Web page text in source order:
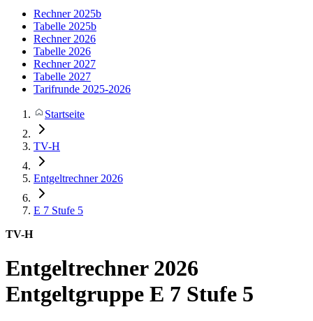
Rechner 2025b
Tabelle 2025b
Rechner 2026
Tabelle 2026
Rechner 2027
Tabelle 2027
Tarifrunde 2025-2026
Startseite
TV-H
Entgeltrechner 2026
E 7 Stufe 5
TV-H
Entgeltrechner 2026
Entgeltgruppe E 7 Stufe 5